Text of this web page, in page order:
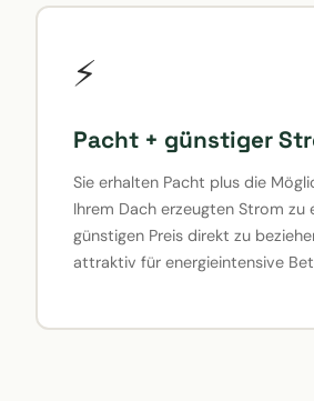
⚡
Pacht + günstiger
Sie erhalten Pacht plus die
Ihrem Dach erzeugten Strom zu
günstigen Preis direkt zu
attraktiv für energieintensive